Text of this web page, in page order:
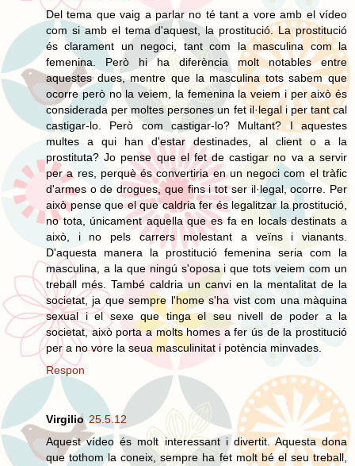
Del tema que vaig a parlar no té tant a vore amb el vídeo
com si amb el tema d'aquest, la prostitució. La prostitució
és clarament un negoci, tant com la masculina com la
femenina. Però hi ha diferència molt notables entre
aquestes dues, mentre que la masculina tots sabem que
ocorre però no la veiem, la femenina la veiem i per això és
considerada per moltes persones un fet il·legal i per tant cal
castigar-lo. Però com castigar-lo? Multant? I aquestes
multes a qui han d'estar destinades, al client o a la
prostituta? Jo pense que el fet de castigar no va a servir
per a res, perquè és convertiria en un negoci com el tràfic
d'armes o de drogues, que fins i tot ser il·legal, ocorre. Per
això pense que el que caldria fer és legalitzar la prostitució,
no tota, únicament aquella que es fa en locals destinats a
això, i no pels carrers molestant a veïns i vianants.
D'aquesta manera la prostitució femenina seria com la
masculina, a la que ningú s'oposa i que tots veiem com un
treball més. També caldria un canvi en la mentalitat de la
societat, ja que sempre l'home s'ha vist com una màquina
sexual i el sexe que tinga el seu nivell de poder a la
societat, això porta a molts homes a fer ús de la prostitució
per a no vore la seua masculinitat i potència minvades.
Respon
Virgilio 25.5.12
Aquest vídeo és molt interessant i divertit. Aquesta dona
que tothom la coneix, sempre ha fet molt bé el seu treball,